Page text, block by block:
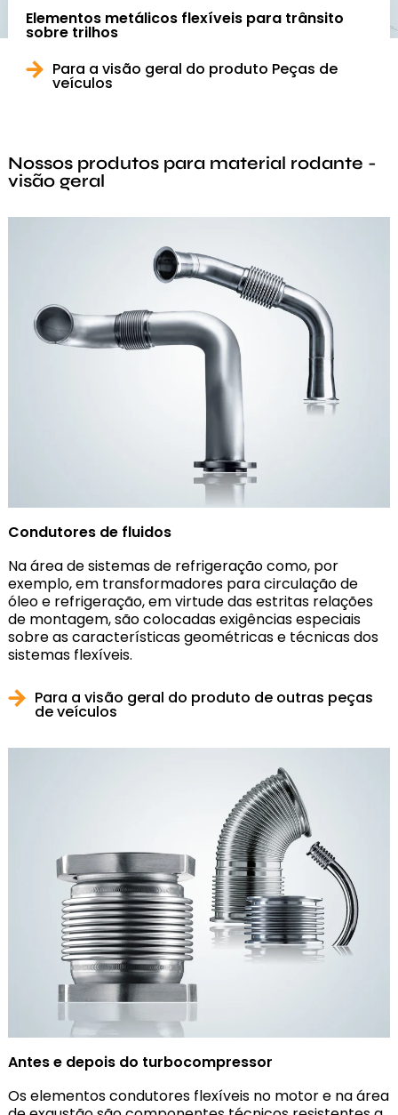
Elementos metálicos flexíveis para trânsito
sobre trilhos
Para a visão geral do produto Peças de
veículos
Nossos produtos para material rodante -
visão geral
Condutores de fluidos
Na área de sistemas de refrigeração como, por
exemplo, em transformadores para circulação de
óleo e refrigeração, em virtude das estritas relações
de montagem, são colocadas exigências especiais
sobre as características geométricas e técnicas dos
sistemas flexíveis.
Para a visão geral do produto de outras peças
de veículos
Antes e depois do turbocompressor
Os elementos condutores flexíveis no motor e na área